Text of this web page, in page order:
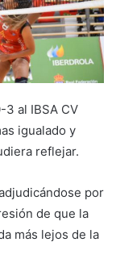
3 al IBSA CV
igualado y
reflejar.
por
de que la
más lejos de la